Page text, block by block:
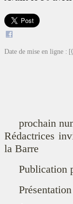
Date de mise en ligne :
prochain
Rédactrices
la Barre
Publication